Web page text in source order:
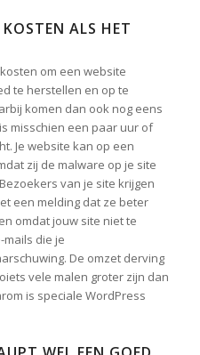
KOSTEN ALS HET
om een website
te herstellen en op te
komen dan ook nog eens
misschien een paar uur of
Je website kan op een
zij de malware op je site
van je site krijgen
een melding dat ze beter
omdat jouw site niet te
die je
De omzet derving
vele malen groter zijn dan
is speciale WordPress